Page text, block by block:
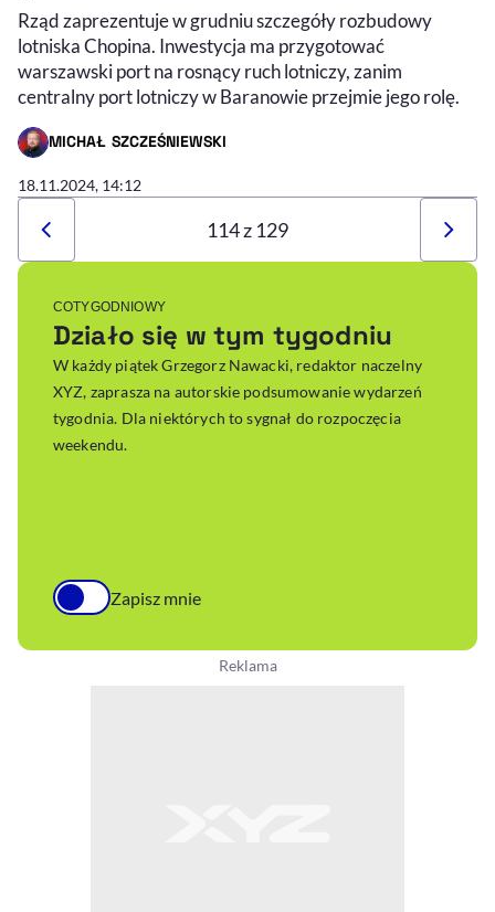
Rząd zaprezentuje w grudniu szczegóły rozbudowy
lotniska Chopina. Inwestycja ma przygotować
warszawski port na rosnący ruch lotniczy, zanim
centralny port lotniczy w Baranowie przejmie jego rolę.
MICHAŁ SZCZEŚNIEWSKI
- AUTOR ARTYKUŁU - PROFIL
18.11.2024, 14:12
114 z 129